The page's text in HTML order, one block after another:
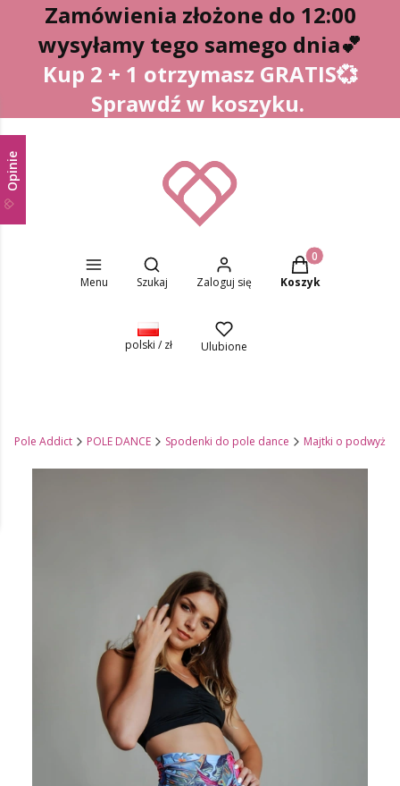
Zamówienia złożone do 12:00
wysyłamy tego samego dnia💕
Kup 2 + 1 otrzymasz GRATIS💞
Sprawdź w koszyku.
Menu
Otwórz wyszukiwarkę
Szukaj Zaloguj się
Produkty w
Koszyk
polski / zł Ulubione
Pole Addict POLE DANCE Spodenki do pole dance
Opinie